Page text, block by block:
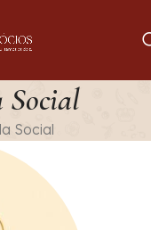
Social
Social